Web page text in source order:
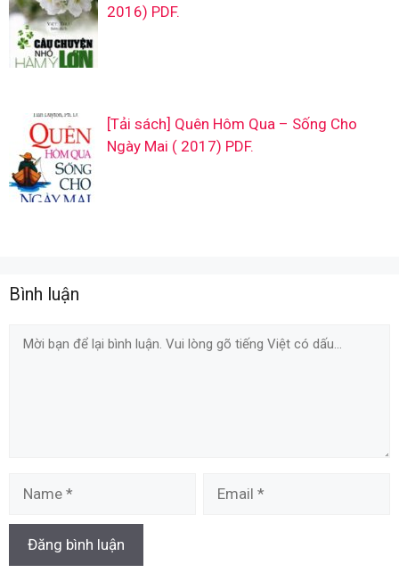
2016) PDF.
[Tải sách] Quên Hôm Qua – Sống Cho
Ngày Mai ( 2017) PDF.
Bình luận
Comment